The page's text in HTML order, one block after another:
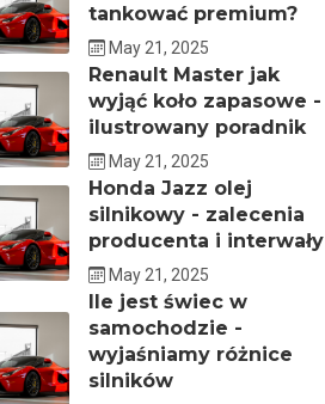
tankować premium?
May 21, 2025
Renault Master jak
wyjąć koło zapasowe -
ilustrowany poradnik
May 21, 2025
Honda Jazz olej
silnikowy - zalecenia
producenta i interwały
May 21, 2025
Ile jest świec w
samochodzie -
wyjaśniamy różnice
silników